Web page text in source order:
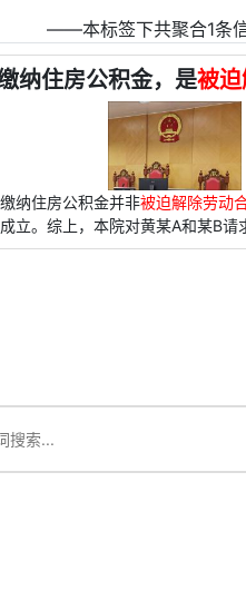
――本标签下共聚合1条
纳住房公积金，是被
纳住房公积金并非被迫解除劳动
立。综上，本院对黄某A和某B请